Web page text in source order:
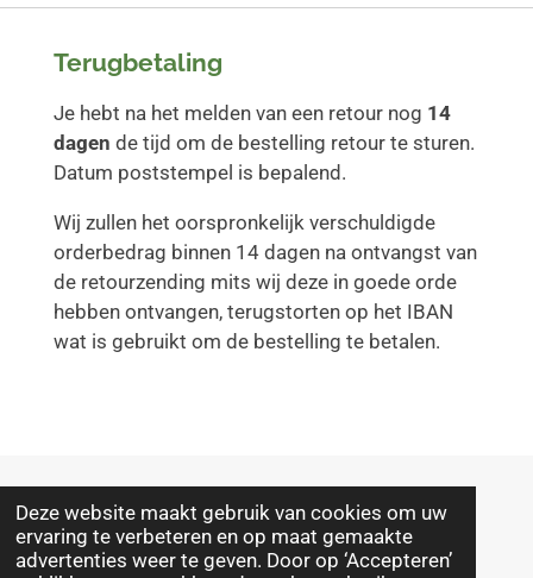
Deze website maakt gebruik van cookies om uw
ervaring te verbeteren en op maat gemaakte
advertenties weer te geven. Door op ‘Accepteren’
Terugbetaling
Je hebt na het melden van een retour nog 14
dagen de tijd om de bestelling retour te sturen.
Datum poststempel is bepalend.
Wij zullen het oorspronkelijk verschuldigde
orderbedrag binnen 14 dagen na ontvangst van
de retourzending mits wij deze in goede orde
hebben ontvangen, terugstorten op het IBAN
wat is gebruikt om de bestelling te betalen.
© 2025 - 2026 Drenthepad winkel
Powered byJouwWeb